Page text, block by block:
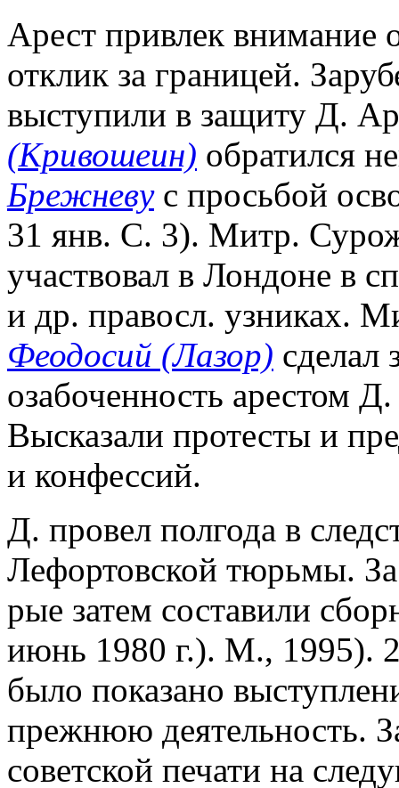
Арест привлек внимание
отклик за границей.
выступили в защиту Д.
(Кривошеин) обратился
Брежневус просьбой
31 янв. С. 3). Митр.
участвовал в Лондоне в
и др. правосл. узниках.
Феодосий (Лазор) сделал
озабоченность арестом
Высказали протесты и
и конфессий.
Д. провел полгода в
Лефортовской тюрьмы.
рые затем составили
июнь 1980 г.). М., 1995).
было показано
прежнюю деятельность.
советской печати на